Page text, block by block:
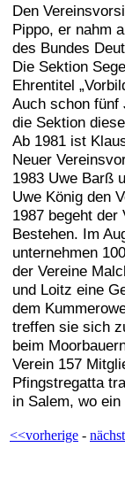
Den
Pippo, er nahm
des Bundes
Die Sektion
Ehrentitel
Auch schon fünf
die Sektion
Ab 1981 ist
Neuer
1983 Uwe Barß
Uwe König den
1987 begeht der
Bestehen. Im
unternehmen
der Vereine
und Loitz eine
dem
treffen sie sich
beim
Verein 157
Pfingstregatta
in Salem, wo
<<vorherige -